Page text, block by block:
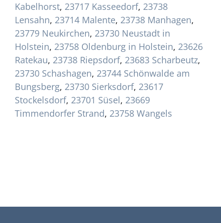
Kabelhorst, 23717 Kasseedorf, 23738
Lensahn, 23714 Malente, 23738 Manhagen,
23779 Neukirchen, 23730 Neustadt in
Holstein, 23758 Oldenburg in Holstein, 23626
Ratekau, 23738 Riepsdorf, 23683 Scharbeutz,
23730 Schashagen, 23744 Schönwalde am
Bungsberg, 23730 Sierksdorf, 23617
Stockelsdorf, 23701 Süsel, 23669
Timmendorfer Strand, 23758 Wangels